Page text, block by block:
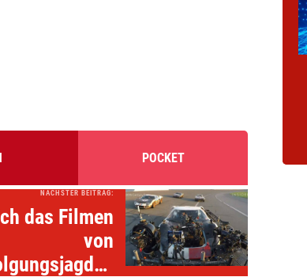
POCKET
NÄCHSTER BEITRAG:
das Filmen
von